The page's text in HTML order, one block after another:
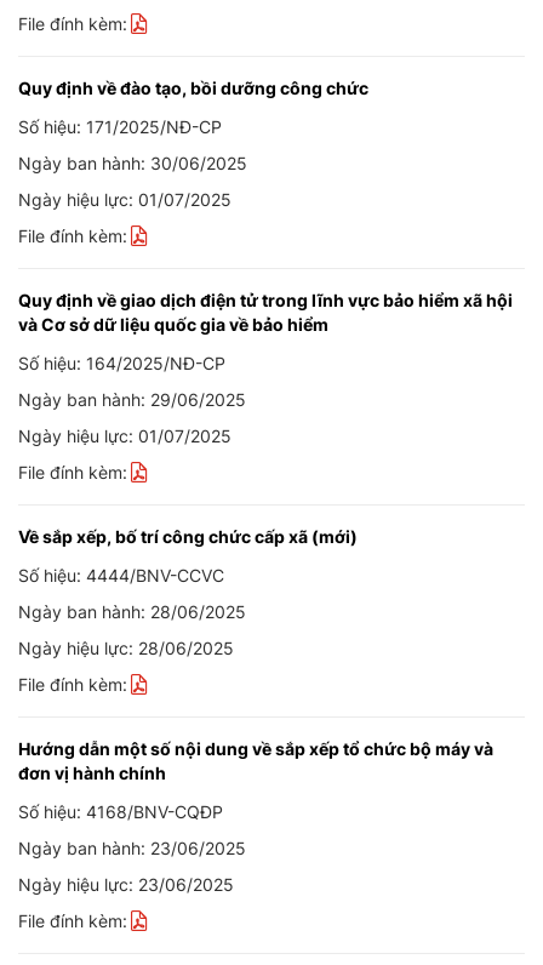
File đính kèm:
Quy định về đào tạo, bồi dưỡng công chức
Số hiệu: 171/2025/NĐ-CP
Ngày ban hành: 30/06/2025
Ngày hiệu lực: 01/07/2025
File đính kèm:
Quy định về giao dịch điện tử trong lĩnh vực bảo hiểm xã hội
và Cơ sở dữ liệu quốc gia về bảo hiểm
Số hiệu: 164/2025/NĐ-CP
Ngày ban hành: 29/06/2025
Ngày hiệu lực: 01/07/2025
File đính kèm:
Về sắp xếp, bố trí công chức cấp xã (mới)
Số hiệu: 4444/BNV-CCVC
Ngày ban hành: 28/06/2025
Ngày hiệu lực: 28/06/2025
File đính kèm:
Hướng dẫn một số nội dung về sắp xếp tổ chức bộ máy và
đơn vị hành chính
Số hiệu: 4168/BNV-CQĐP
Ngày ban hành: 23/06/2025
Ngày hiệu lực: 23/06/2025
File đính kèm: